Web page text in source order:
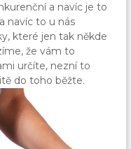
a navíc je to
navíc to u nás
které jen tak někde
že vám to
určíte, nezní to
do toho běžte.